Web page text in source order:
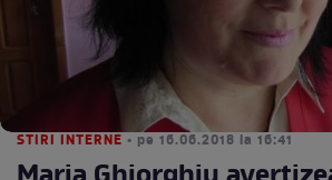
STIRI INTERNE • pe 16.06.2018 la 16:41